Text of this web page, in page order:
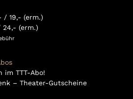
/ 19,- (erm.)
(erm.)
im TTT-Abo!
– Theater-Gutscheine